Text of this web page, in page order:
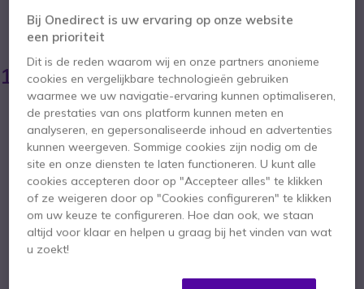
BESPAAR 94,00 €
258,45 €
164,95 € ex. BTW- 199,59 € incl. BTW
Aantal
IN WINKELWAGEN
OFFERTE BINNEN 4 UUR
Niet op voorraad
1 jaar
Bij Onedirect is uw ervaring op onze website
een prioriteit
Dit is de reden waarom wij en onze partners anonieme
cookies en vergelijkbare technologieën gebruiken
waarmee we uw navigatie-ervaring kunnen optimaliseren,
de prestaties van ons platform kunnen meten en
analyseren, en gepersonaliseerde inhoud en advertenties
kunnen weergeven. Sommige cookies zijn nodig om de
site en onze diensten te laten functioneren. U kunt alle
cookies accepteren door op "Accepteer alles" te klikken
of ze weigeren door op "Cookies configureren" te klikken
om uw keuze te configureren. Hoe dan ook, we staan
altijd voor klaar en helpen u graag bij het vinden van wat
u zoekt!